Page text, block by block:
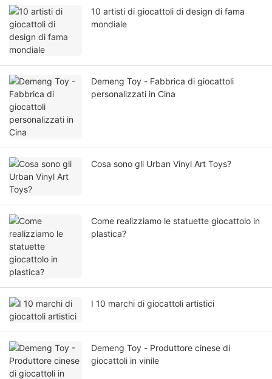
10 artisti di giocattoli di design di fama
mondiale
Demeng Toy - Fabbrica di giocattoli
personalizzati in Cina
Cosa sono gli Urban Vinyl Art Toys?
Come realizziamo le statuette giocattolo in
plastica?
I 10 marchi di giocattoli artistici
Demeng Toy - Produttore cinese di
giocattoli in vinile